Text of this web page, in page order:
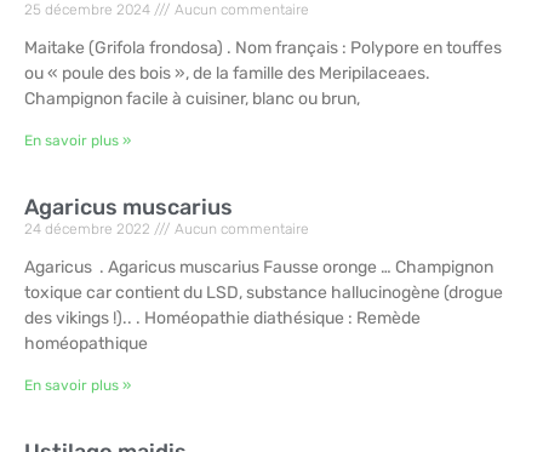
25 décembre 2024 Aucun commentaire
Maitake (Grifola frondosa) . Nom français : Polypore en touffes
ou « poule des bois », de la famille des Meripilaceaes.
Champignon facile à cuisiner, blanc ou brun,
En savoir plus »
Agaricus muscarius
24 décembre 2022 Aucun commentaire
Agaricus . Agaricus muscarius Fausse oronge … Champignon
toxique car contient du LSD, substance hallucinogène (drogue
des vikings !).. . Homéopathie diathésique : Remède
homéopathique
En savoir plus »